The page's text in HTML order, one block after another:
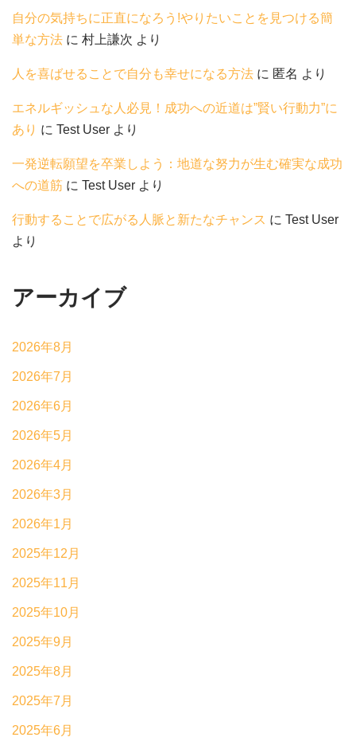
自分の気持ちに正直になろう!やりたいことを見つける簡
単な方法 に 村上謙次 より
人を喜ばせることで自分も幸せになる方法 に 匿名 より
エネルギッシュな人必見！成功への近道は”賢い行動力”に
あり に Test User より
一発逆転願望を卒業しよう：地道な努力が生む確実な成功
への道筋 に Test User より
行動することで広がる人脈と新たなチャンス に Test User
より
アーカイブ
2026年8月
2026年7月
2026年6月
2026年5月
2026年4月
2026年3月
2026年1月
2025年12月
2025年11月
2025年10月
2025年9月
2025年8月
2025年7月
2025年6月